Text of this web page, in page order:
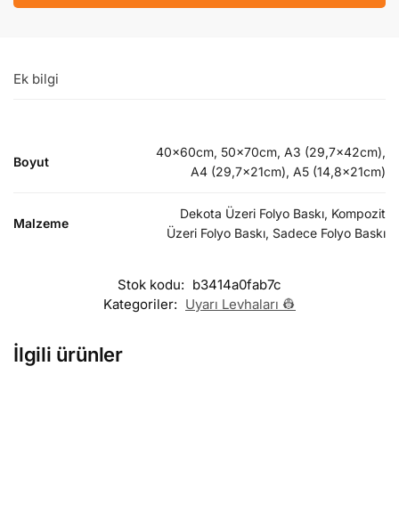
Ek bilgi
Boyut
40x60cm, 50x70cm, A3 (29,7x42cm),
A4 (29,7x21cm), A5 (14,8x21cm)
Malzeme
Dekota Üzeri Folyo Baskı, Kompozit
Üzeri Folyo Baskı, Sadece Folyo Baskı
Stok kodu: b3414a0fab7c
Kategoriler: Uyarı Levhaları 👷
İlgili ürünler